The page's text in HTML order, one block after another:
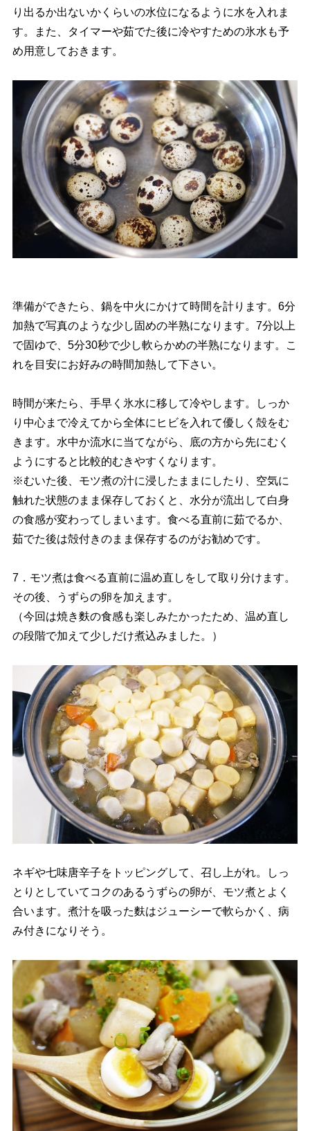
り出るか出ないかくらいの水位になるように水を入れま
す。また、タイマーや茹でた後に冷やすための氷水も予
め用意しておきます。
準備ができたら、鍋を中火にかけて時間を計ります。6分
加熱で写真のような少し固めの半熟になります。7分以上
で固ゆで、5分30秒で少し軟らかめの半熟になります。こ
れを目安にお好みの時間加熱して下さい。
時間が来たら、手早く氷水に移して冷やします。しっか
り中心まで冷えてから全体にヒビを入れて優しく殻をむ
きます。水中か流水に当てながら、底の方から先にむく
ようにすると比較的むきやすくなります。
※むいた後、モツ煮の汁に浸したままにしたり、空気に
触れた状態のまま保存しておくと、水分が流出して白身
の食感が変わってしまいます。食べる直前に茹でるか、
茹でた後は殻付きのまま保存するのがお勧めです。
7．モツ煮は食べる直前に温め直しをして取り分けます。
その後、うずらの卵を加えます。
（今回は焼き麩の食感も楽しみたかったため、温め直し
の段階で加えて少しだけ煮込みました。）
ネギや七味唐辛子をトッピングして、召し上がれ。しっ
とりとしていてコクのあるうずらの卵が、モツ煮とよく
合います。煮汁を吸った麩はジューシーで軟らかく、病
み付きになりそう。